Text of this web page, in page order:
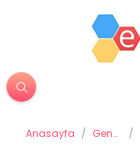
Anasayfa / Genel
/